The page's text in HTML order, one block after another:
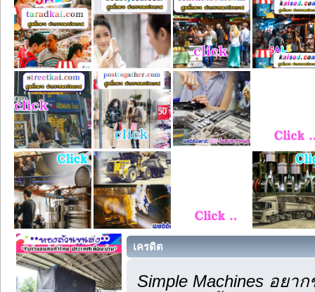
เครดิต
Simple Machines อย